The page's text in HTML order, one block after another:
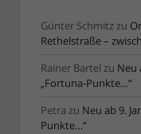
Günter Schmitzzu
Rethelstraße –
Rainer Bartel zu Neu
„Fortuna-Punkte…“
Petra zu Neu ab 9.
Punkte…“